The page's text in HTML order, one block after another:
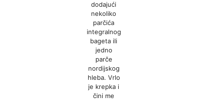
dodajući
nekoliko
parčića
integralnog
bageta ili
jedno
parče
nordijskog
hleba. Vrlo
je krepka i
čini me